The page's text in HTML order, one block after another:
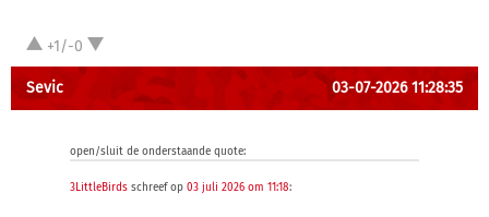
+1/-0
Sevic 03-07-2026 11:28:35
open/sluit de onderstaande quote:
3LittleBirds schreef op 03 juli 2026 om 11:18: